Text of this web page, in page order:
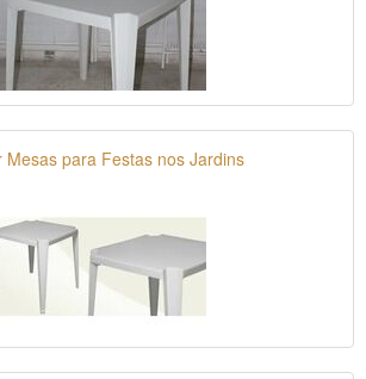
Mesas para Festas nos Jardins